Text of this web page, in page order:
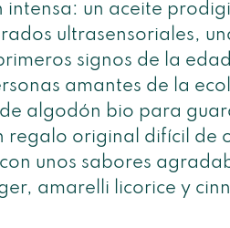
intensa: un aceite
ultrasensoriales,
signos de la
amantes de la
de algodón bio para
regalo original difícil de
unos sabores
amarelli licorice y